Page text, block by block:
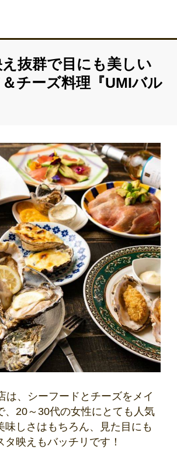
抜群で目にも美しい
チーズ料理『UMIバル
は、シーフードとチーズをメイ
、20～30代の女性にとても人気
味しさはもちろん、見た目にも
映えもバッチリです！